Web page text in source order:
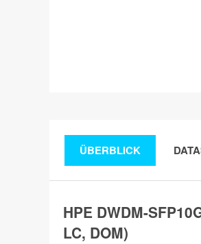
ÜBERBLICK
HPE DWDM-
LC, DOM)